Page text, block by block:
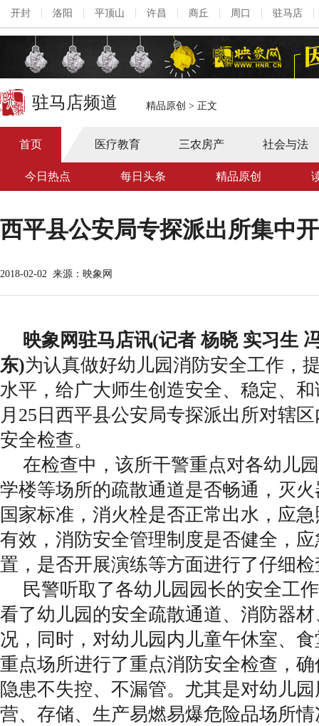
开封 洛阳 平顶山 许昌 商丘 周口 驻马店
驻马店频道 精品原创 > 正文
首页 医疗教育 三农房产 社会与法
今日热点 每日头条 精品原创
西平县公安局专探派出所集中
2018-02-02 来源：映象网
映象网驻马店讯(记者 杨晓 实习生
东)为认真做好幼儿园消防安全工作，
水平，给广大师生创造安全、稳定、
月25日西平县公安局专探派出所对辖
安全检查。
在检查中，该所干警重点对各幼儿
学楼等场所的疏散通道是否畅通，灭
国家标准，消火栓是否正常出水，应
有效，消防安全管理制度是否健全，
置，是否开展演练等方面进行了仔细
民警听取了各幼儿园园长的安全工
看了幼儿园的安全疏散通道、消防器
况，同时，对幼儿园内儿童午休室、
重点场所进行了重点消防安全检查，
隐患不失控、不漏管。尤其是对幼儿
营、存储、生产易燃易爆危险品场所